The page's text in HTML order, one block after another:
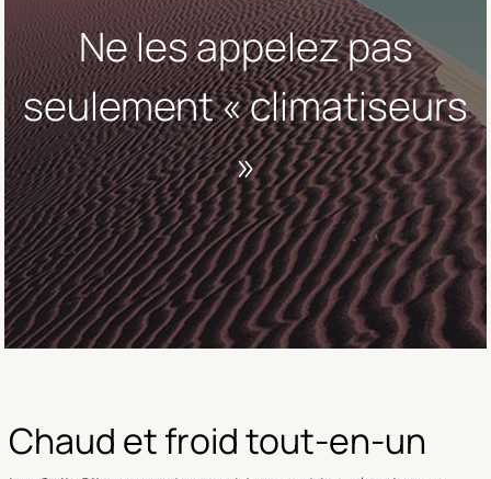
Ne les appelez pas
seulement « climatiseurs
»
Chaud et froid tout-en-un